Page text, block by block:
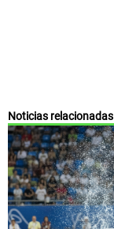
Noticias relacionadas